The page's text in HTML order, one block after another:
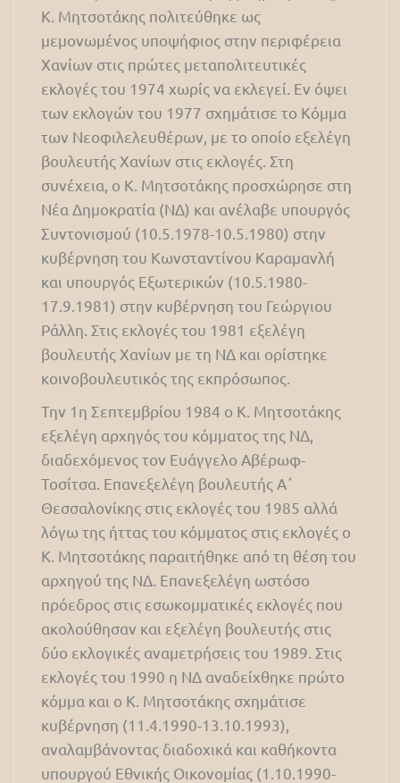
Κ. Μητσοτάκης πολιτεύθηκε ως
μεμονωμένος υποψήφιος στην περιφέρεια
Χανίων στις πρώτες μεταπολιτευτικές
εκλογές του 1974 χωρίς να εκλεγεί. Εν όψει
των εκλογών του 1977 σχημάτισε το Κόμμα
των Νεοφιλελευθέρων, με το οποίο εξελέγη
βουλευτής Χανίων στις εκλογές. Στη
συνέχεια, ο Κ. Μητσοτάκης προσχώρησε στη
Νέα Δημοκρατία (ΝΔ) και ανέλαβε υπουργός
Συντονισμού (10.5.1978-10.5.1980) στην
κυβέρνηση του Κωνσταντίνου Καραμανλή
και υπουργός Εξωτερικών (10.5.1980-
17.9.1981) στην κυβέρνηση του Γεώργιου
Ράλλη. Στις εκλογές του 1981 εξελέγη
βουλευτής Χανίων με τη ΝΔ και ορίστηκε
κοινοβουλευτικός της εκπρόσωπος.
Την 1η Σεπτεμβρίου 1984 ο Κ. Μητσοτάκης
εξελέγη αρχηγός του κόμματος της ΝΔ,
διαδεχόμενος τον Ευάγγελο Αβέρωφ-
Τοσίτσα. Επανεξελέγη βουλευτής Α΄
Θεσσαλονίκης στις εκλογές του 1985 αλλά
λόγω της ήττας του κόμματος στις εκλογές ο
Κ. Μητσοτάκης παραιτήθηκε από τη θέση του
αρχηγού της ΝΔ. Επανεξελέγη ωστόσο
πρόεδρος στις εσωκομματικές εκλογές που
ακολούθησαν και εξελέγη βουλευτής στις
δύο εκλογικές αναμετρήσεις του 1989. Στις
εκλογές του 1990 η ΝΔ αναδείχθηκε πρώτο
κόμμα και ο Κ. Μητσοτάκης σχημάτισε
κυβέρνηση (11.4.1990-13.10.1993),
αναλαμβάνοντας διαδοχικά και καθήκοντα
υπουργού Εθνικής Οικονομίας (1.10.1990-